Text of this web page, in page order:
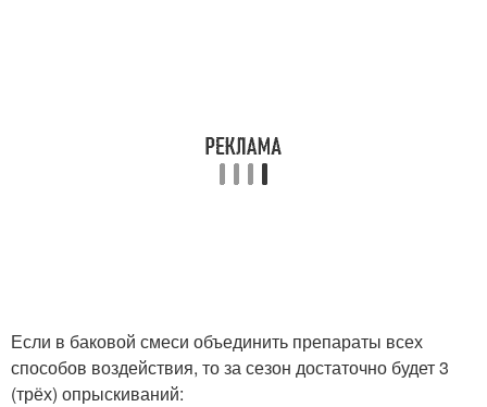
Если в баковой смеси объединить препараты всех
способов воздействия, то за сезон достаточно будет 3
(трёх) опрыскиваний: